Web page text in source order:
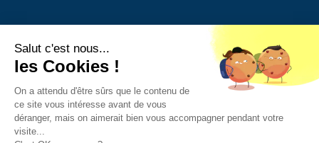
SIEGE SOCIAL
169 rue de l'Abbé Bonpain - CS 56008
03 20 55 48 80
Salut c'est nous...
les Cookies !
On a attendu d'être sûrs que le contenu de
ce site vous intéresse avant de vous
déranger, mais on aimerait bien vous accompagner pendant votre
visite...